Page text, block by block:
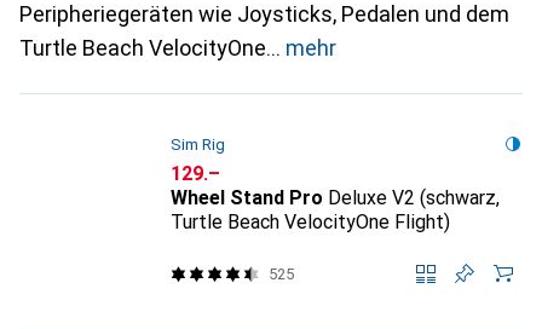
Peripheriegeräten wie Joysticks, Pedalen und dem
Turtle Beach VelocityOne
mehr
Sim Rig
CHF
129.–
Wheel Stand Pro Deluxe V2 (schwarz,
Turtle Beach VelocityOne Flight)
525